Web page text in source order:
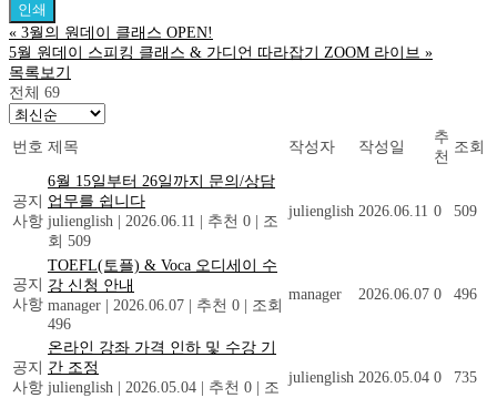
인쇄
« 3월의 원데이 클래스 OPEN!
5월 원데이 스피킹 클래스 & 가디언 따라잡기 ZOOM 라이브 »
목록보기
전체 69
번호 제목 작성자 작성일
추
천
조회
공지
사항
6월 15일부터 26일까지 문의/상담
업무를 쉽니다
julienglish
2026.06.11 추천 0
조
회 509
julienglish 2026.06.11 0 509
공지
사항
TOEFL(토플) & Voca 오디세이 수
강 신청 안내
manager
2026.06.07 추천 0
조회
496
manager 2026.06.07 0 496
공지
사항
온라인 강좌 가격 인하 및 수강 기
간 조정
julienglish
2026.05.04 추천 0
조
julienglish 2026.05.04 0 735